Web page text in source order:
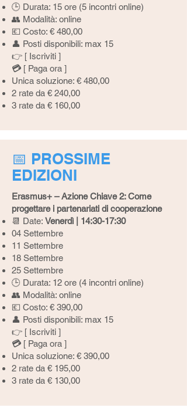
🕒 Durata: 15 ore (5 incontri online)
👥 Modalità: online
💶 Costo: € 480,00
👤 Posti disponibili: max 15
👉 [ Iscriviti ]
💳 [ Paga ora ]
Unica soluzione: € 480,00
2 rate da € 240,00
3 rate da € 160,00
📅 PROSSIME
EDIZIONI
Erasmus+ – Azione Chiave 2: Come
progettare i partenariati di cooperazione
📆 Date: Venerdì | 14:30-17:30
04 Settembre
11 Settembre
18 Settembre
25 Settembre
🕒 Durata: 12 ore (4 incontri online)
👥 Modalità: online
💶 Costo: € 390,00
👤 Posti disponibili: max 15
👉 [ Iscriviti ]
💳 [ Paga ora ]
Unica soluzione: € 390,00
2 rate da € 195,00
3 rate da € 130,00